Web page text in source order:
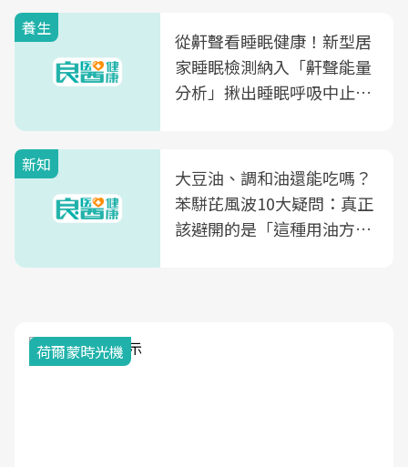
養生
從鼾聲看睡眠健康！新型居
家睡眠檢測納入「鼾聲能量
分析」揪出睡眠呼吸中止症
新知
大豆油、調和油還能吃嗎？
苯駢芘風波10大疑問：真正
該避開的是「這種用油方
荷爾蒙時光機